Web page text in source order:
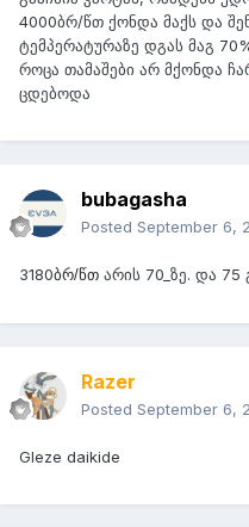
4000ბრ/წთ ქონდა მაქს და
ტემპერატურაზე დგას მაგ
როცა თამაშები არ მქონდა
ცდებოდა
bubagasha
Posted September 6,
3180ბრ/წთ არის 70_ზე. და
Razer
Posted September 6,
Gleze daikide